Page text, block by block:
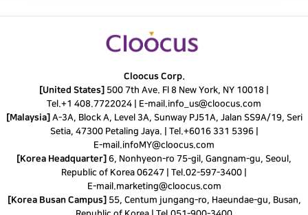
Cloocus Corp.
[United States] 500 7th Ave. Fl 8 New York, NY 10018 |
Tel.+1 408.7722024 E-mail.info_us@cloocus.com
[Malaysia] A-3A, Block A, Level 3A, Sunway PJ51A, Jalan SS9A/19, Seri
Setia, 47300 Petaling Jaya. | Tel.+6016 331 5396|
E-mail.infoMY@cloocus.com
[Korea Headquarter] 6, Nonhyeon-ro 75-gil, Gangnam-gu, Seoul,
Republic of Korea 06247 | Tel.02-597-3400
E-mail.marketing@cloocus.com
[Korea Busan Campus] 55, Centum jungang-ro, Haeundae-gu, Busan,